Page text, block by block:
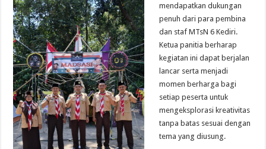
mendapatkan dukungan
penuh dari para pembina
dan staf MTsN 6 Kediri.
Ketua panitia berharap
kegiatan ini dapat berjalan
lancar serta menjadi
momen berharga bagi
setiap peserta untuk
mengeksplorasi kreativitas
tanpa batas sesuai dengan
tema yang diusung.